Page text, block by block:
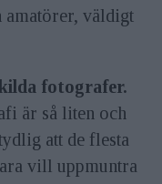
väldigt
fotografer.
är så liten och
att de flesta
vill uppmuntra